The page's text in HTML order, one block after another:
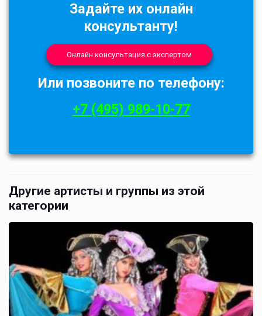
Задайте их онлайн
консультанту!
Онлайн консультация с экспертом
Или позвоните по телефону:
+7 (495) 989-10-77
Другие артисты и группы из этой
категории